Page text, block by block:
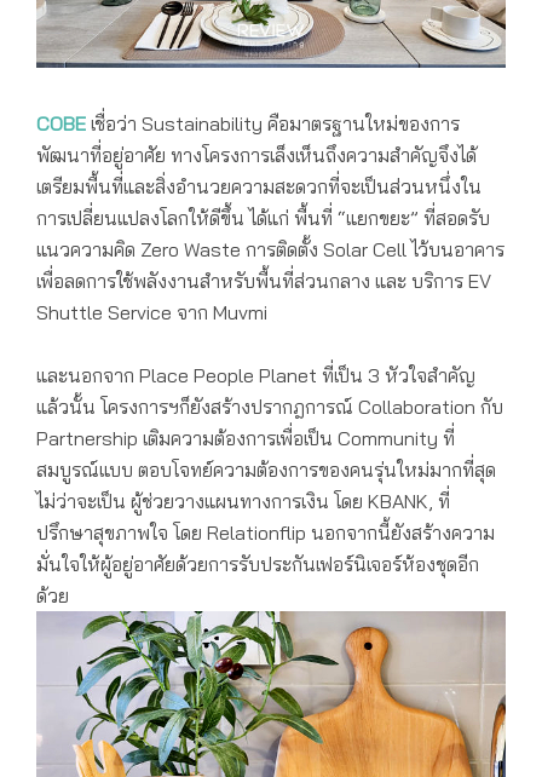
COBE เชื่อว่า Sustainability คือมาตรฐานใหม่ของการ
พัฒนาที่อยู่อาศัย ทางโครงการเล็งเห็นถึงความสำคัญจึงได้
เตรียมพื้นที่และสิ่งอำนวยความสะดวกที่จะเป็นส่วนหนึ่งใน
การเปลี่ยนแปลงโลกให้ดีขึ้น ได้แก่ พื้นที่ “แยกขยะ” ที่สอดรับ
แนวความคิด Zero Waste การติดตั้ง Solar Cell ไว้บนอาคาร
เพื่อลดการใช้พลังงานสำหรับพื้นที่ส่วนกลาง และ บริการ EV
Shuttle Service จาก Muvmi
และนอกจาก Place People Planet ที่เป็น 3 หัวใจสำคัญ
แล้วนั้น โครงการฯก็ยังสร้างปรากฎการณ์ Collaboration กับ
Partnership เติมความต้องการเพื่อเป็น Community ที่
สมบูรณ์แบบ ตอบโจทย์ความต้องการของคนรุ่นใหม่มากที่สุด
ไม่ว่าจะเป็น ผู้ช่วยวางแผนทางการเงิน โดย KBANK, ที่
ปรึกษาสุขภาพใจ โดย Relationflip นอกจากนี้ยังสร้างความ
มั่นใจให้ผู้อยู่อาศัยด้วยการรับประกันเฟอร์นิเจอร์ห้องชุดอีก
ด้วย